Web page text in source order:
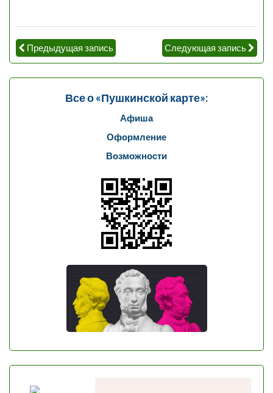
Предыдущая запись Следующая запись
Все о «Пушкинской карте»:
Афиша
Оформление
Возможности